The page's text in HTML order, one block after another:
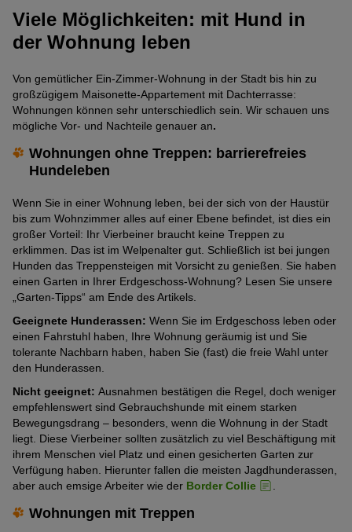
Viele Möglichkeiten: mit Hund in
der Wohnung leben
Von gemütlicher Ein-Zimmer-Wohnung in der Stadt bis hin zu
großzügigem Maisonette-Appartement mit Dachterrasse:
Wohnungen können sehr unterschiedlich sein. Wir schauen uns
mögliche Vor- und Nachteile genauer an.
Wohnungen ohne Treppen: barrierefreies
Hundeleben
Wenn Sie in einer Wohnung leben, bei der sich von der Haustür
bis zum Wohnzimmer alles auf einer Ebene befindet, ist dies ein
großer Vorteil: Ihr Vierbeiner braucht keine Treppen zu
erklimmen. Das ist im Welpenalter gut. Schließlich ist bei jungen
Hunden das Treppensteigen mit Vorsicht zu genießen. Sie haben
einen Garten in Ihrer Erdgeschoss-Wohnung? Lesen Sie unsere
„Garten-Tipps“ am Ende des Artikels.
Geeignete Hunderassen: Wenn Sie im Erdgeschoss leben oder
einen Fahrstuhl haben, Ihre Wohnung geräumig ist und Sie
tolerante Nachbarn haben, haben Sie (fast) die freie Wahl unter
den Hunderassen.
Nicht geeignet: Ausnahmen bestätigen die Regel, doch weniger
empfehlenswert sind Gebrauchshunde mit einem starken
Bewegungsdrang – besonders, wenn die Wohnung in der Stadt
liegt. Diese Vierbeiner sollten zusätzlich zu viel Beschäftigung mit
ihrem Menschen viel Platz und einen gesicherten Garten zur
Verfügung haben. Hierunter fallen die meisten Jagdhunderassen,
aber auch emsige Arbeiter wie der Border Collie
Wohnungen mit Treppen